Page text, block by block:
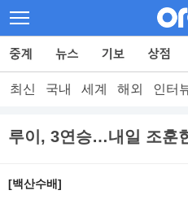
최신 국내 세계 해외 인터
루이, 3연승…내일 조훈
[백산수배]